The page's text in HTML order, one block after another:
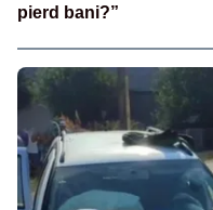
pierd bani?”